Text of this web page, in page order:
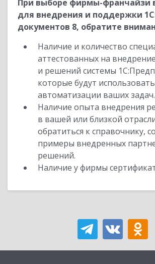
При выборе фирмы-франчайзи
для внедрения и поддержки
документов 8, обратите
Наличие и количество
аттестованных на
и решений системы
которые будут
автоматизации ваших задач.
Наличие опыта внедрения
в вашей или близкой
обратиться к справочнику,
примеры внедренных
решений.
Наличие у фирмы